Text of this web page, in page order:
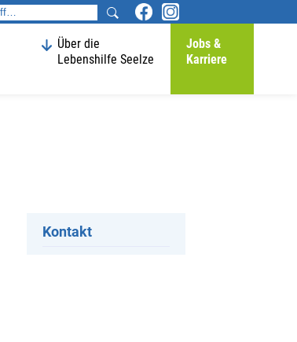
Über die
Lebenshilfe Seelze
Jobs &
Karriere
Kontakt